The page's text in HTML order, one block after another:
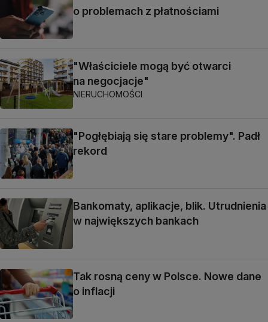
o problemach z płatnościami
"Właściciele mogą być otwarci
na negocjacje"
NIERUCHOMOŚCI
"Pogłębiają się stare problemy". Padł
rekord
Bankomaty, aplikacje, blik. Utrudnienia
w największych bankach
Tak rosną ceny w Polsce. Nowe dane
o inflacji